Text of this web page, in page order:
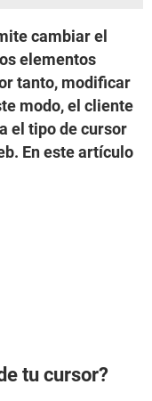
cambiar el
elementos
tanto, modificar
modo, el cliente
el tipo de cursor
En este artículo
tu cursor?